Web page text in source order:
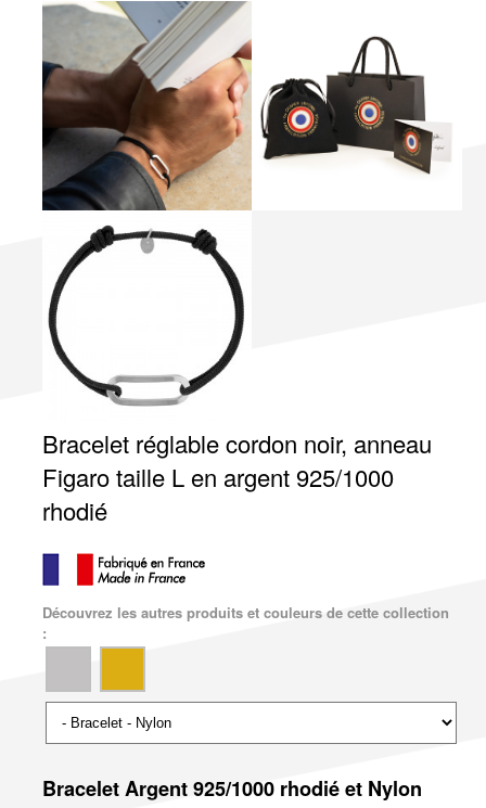
Bracelet réglable cordon noir, anneau
Figaro taille L en argent 925/1000
rhodié
Découvrez les autres produits et couleurs de cette collection
:
Bracelet Argent 925/1000 rhodié et Nylon